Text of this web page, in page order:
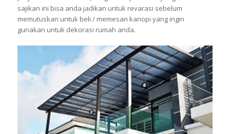
sajikan ini bisa anda jadikan untuk revarasi sebelum
memutuskan untuk beli / memesan kanopi yang ingin
gunakan untuk dekorasi rumah anda.